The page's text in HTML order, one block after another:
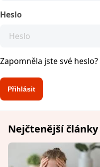
Heslo
Zapomněla jste své heslo?
Nejčtenější články